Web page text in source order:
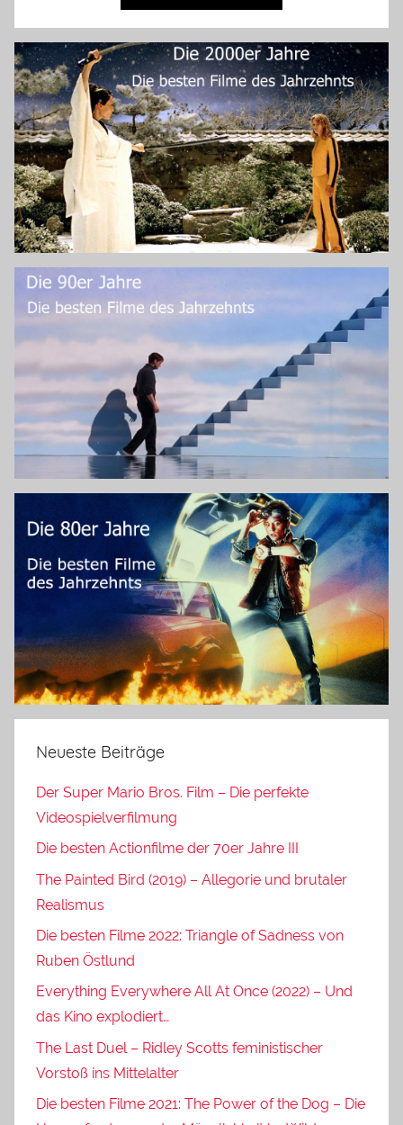
Neueste Beiträge
Der Super Mario Bros. Film – Die perfekte
Videospielverfilmung
Die besten Actionfilme der 70er Jahre III
The Painted Bird (2019) – Allegorie und brutaler
Realismus
Die besten Filme 2022: Triangle of Sadness von
Ruben Östlund
Everything Everywhere All At Once (2022) – Und
das Kino explodiert…
The Last Duel – Ridley Scotts feministischer
Vorstoß ins Mittelalter
Die besten Filme 2021: The Power of the Dog – Die